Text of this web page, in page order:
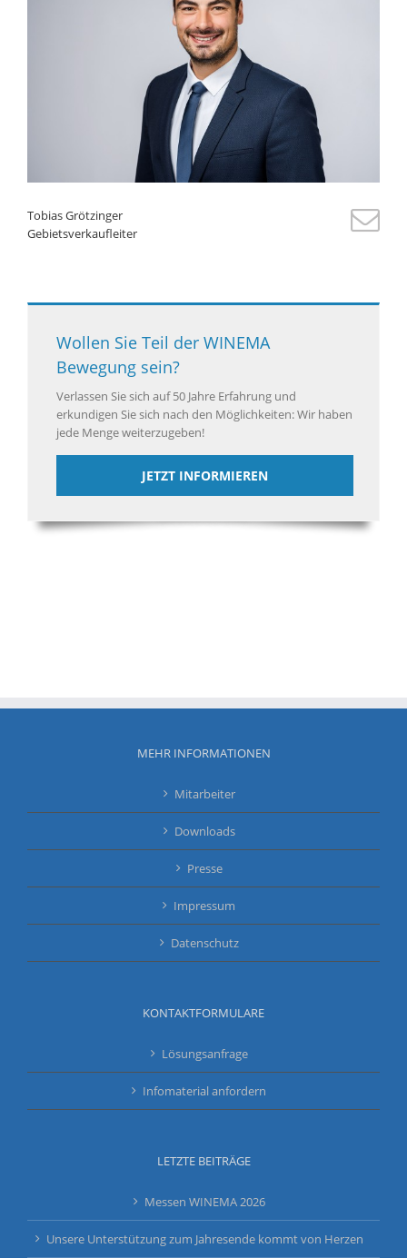
Tobias Grötzinger
Gebietsverkaufleiter
Wollen Sie Teil der WINEMA
Bewegung sein?
Verlassen Sie sich auf 50 Jahre Erfahrung und
erkundigen Sie sich nach den Möglichkeiten: Wir haben
jede Menge weiterzugeben!
JETZT INFORMIEREN
MEHR INFORMATIONEN
Mitarbeiter
Downloads
Presse
Impressum
Datenschutz
KONTAKTFORMULARE
Lösungsanfrage
Infomaterial anfordern
LETZTE BEITRÄGE
Messen WINEMA 2026
Unsere Unterstützung zum Jahresende kommt von Herzen